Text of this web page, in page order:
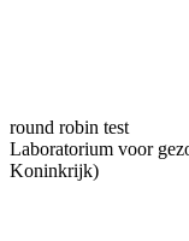
round robin test
Laboratorium voor
Koninkrijk)